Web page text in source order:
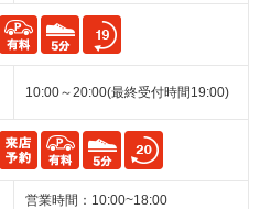
10:00～20:00(最終受付時間19:00)
営業時間：10:00~18:00